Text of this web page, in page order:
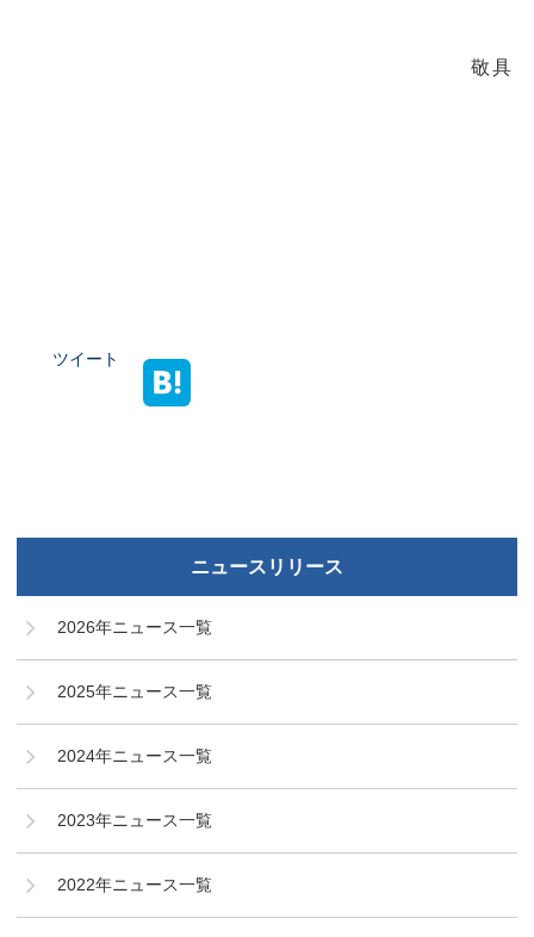
敬具
ツイート
ニュースリリース
2026年ニュース一覧
2025年ニュース一覧
2024年ニュース一覧
2023年ニュース一覧
2022年ニュース一覧